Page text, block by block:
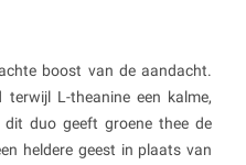
boost van de aandacht.
L-theanine een kalme,
duo geeft groene thee de
heldere geest in plaats van